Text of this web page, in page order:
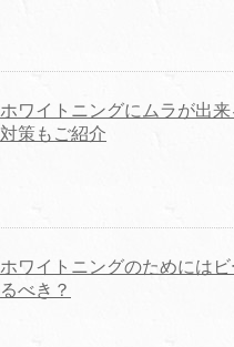
ホワイトニングにムラが出来
対策もご紹介
ホワイトニングのためにはビ
るべき？